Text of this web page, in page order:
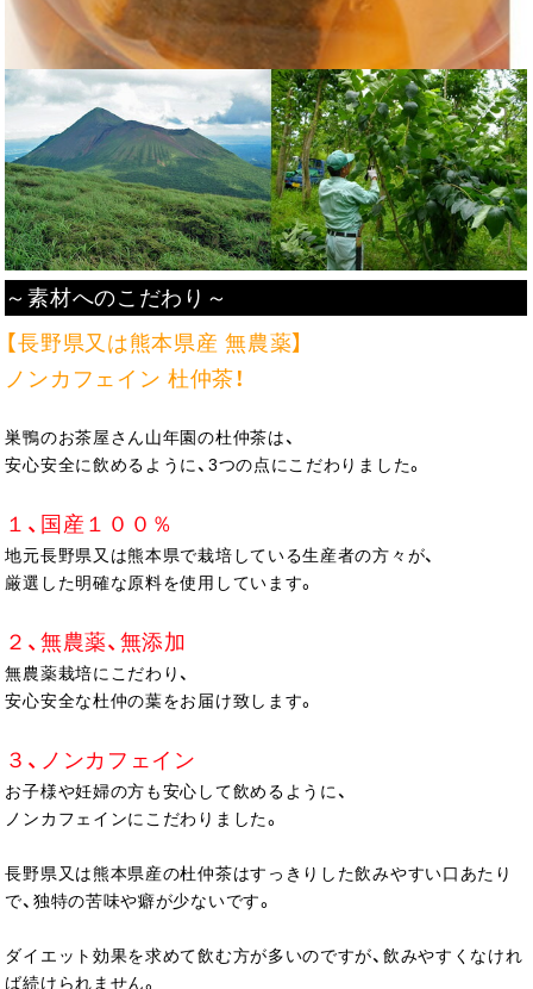
～素材へのこだわり～
【長野県又は熊本県産 無農薬】
ノンカフェイン 杜仲茶！
巣鴨のお茶屋さん山年園の杜仲茶は、
安心安全に飲めるように、3つの点にこだわりました。
１、国産１００％
地元長野県又は熊本県で栽培している生産者の方々が、
厳選した明確な原料を使用しています。
２、無農薬、無添加
無農薬栽培にこだわり、
安心安全な杜仲の葉をお届け致します。
３、ノンカフェイン
お子様や妊婦の方も安心して飲めるように、
ノンカフェインにこだわりました。
長野県又は熊本県産の杜仲茶はすっきりした飲みやすい口あたり
で、独特の苦味や癖が少ないです。
ダイエット効果を求めて飲む方が多いのですが、飲みやすくなけれ
ば続けられません。